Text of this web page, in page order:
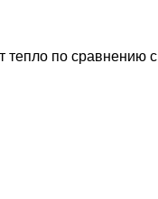
тепло по сравнению с